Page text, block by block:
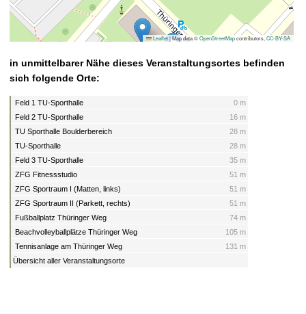
Leaflet |Map data ©OpenStreetMapcontributors, CC-BY-SA
in unmittelbarer Nähe dieses Veranstaltungsortes befinden
sich folgende Orte:
Feld 1 TU-Sporthalle
0 m
Feld 2 TU-Sporthalle
16 m
TU Sporthalle Boulderbereich
28 m
TU-Sporthalle
28 m
Feld 3 TU-Sporthalle
35 m
ZFG Fitnessstudio
51 m
ZFG Sportraum I (Matten, links)
51 m
ZFG Sportraum II (Parkett, rechts)
51 m
Fußballplatz Thüringer Weg
74 m
Beachvolleyballplätze Thüringer Weg
105 m
Tennisanlage am Thüringer Weg
131 m
Übersicht aller Veranstaltungsorte